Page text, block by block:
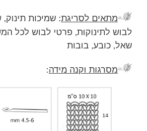
מתאים לסריגת: שמיכות
לבוש לתינוקות, פרטי לבוש לכל
שאל, כובע, בובות
מסרגות וקנה מידה: